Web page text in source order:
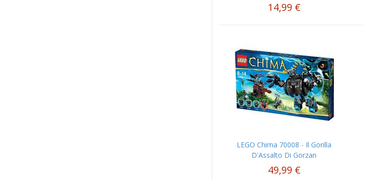
14,99 €
LEGO Chima 70008 - Il Gorilla
D'Assalto Di Gorzan
49,99 €